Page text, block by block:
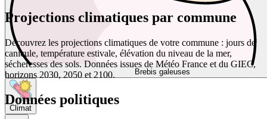
Brebis galeuses
Climat
Projections climatiques par commune
Découvrez les projections climatiques de votre commune : jours de
canicule, température estivale, élévation du niveau de la mer,
sécheresses des sols. Données issues de Météo France et du GIEC,
horizons 2030, 2050 et 2100.
Données politiques